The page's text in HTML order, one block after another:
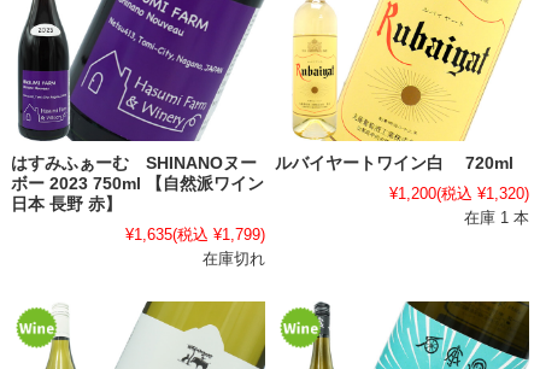
はすみふぁーむ SHINANOヌー
ボー 2023 750ml 【自然派ワイン
日本 長野 赤】
¥1,635(税込 ¥1,799)
在庫切れ
ルバイヤートワイン白 720ml
¥1,200(税込 ¥1,320)
在庫 1 本